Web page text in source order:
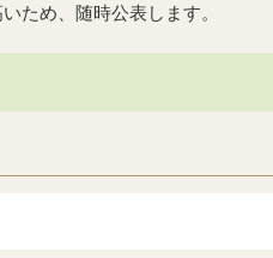
ため、随時公表します。